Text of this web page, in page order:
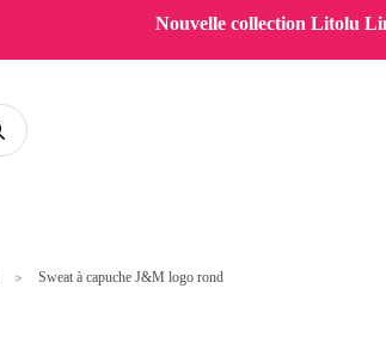
Nouvelle collection Litolu
Sweat à capuche J&M logo rond